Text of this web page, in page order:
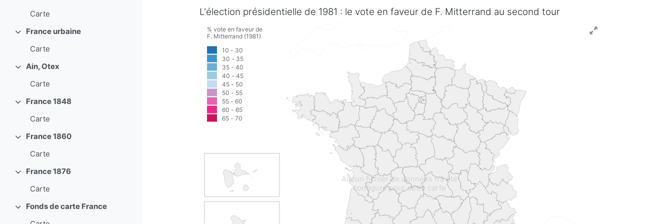
Carte
Replier
France urbaine
Carte
Replier
Ain, Otex
Carte
Replier
France 1848
Carte
Replier
France 1860
Carte
Replier
France 1876
Carte
Replier
Fonds de carte France
L'élection présidentielle de 1981 : le vote en faveur de F. Mitterrand au second tour
Aucun fichier de données n’a été
configuré pour cette carte
10 - 30
30 - 35
35 - 40
40 - 45
45 - 50
50 - 55
55 - 60
60 - 65
65 - 70
% vote en faveur de
F. Mitterrand (1981)